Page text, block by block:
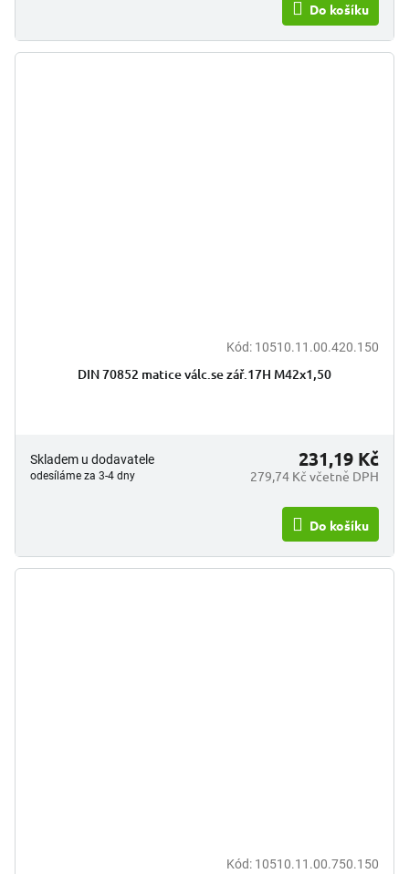
Do košíku
Kód: 10510.11.00.420.150
DIN 70852 matice válc.se zář.17H M42x1,50
Skladem u dodavatele
odesíláme za 3-4 dny 279,74 Kč včetně DPH
231,19 Kč
Do košíku
Kód: 10510.11.00.750.150